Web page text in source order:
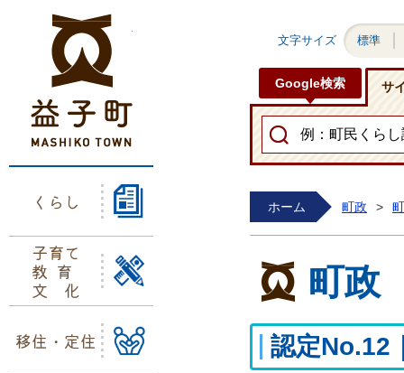
くらし
子育て
教育
文化
移住・定住
文字サイズ 標準
Google検索 サ
ホーム 町政 >
町政
認定No.12